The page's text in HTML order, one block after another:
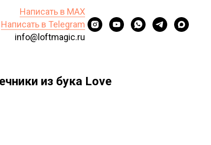
Написать в MAX
Написать в Telegram
info@loftmagic.ru
из бука Love